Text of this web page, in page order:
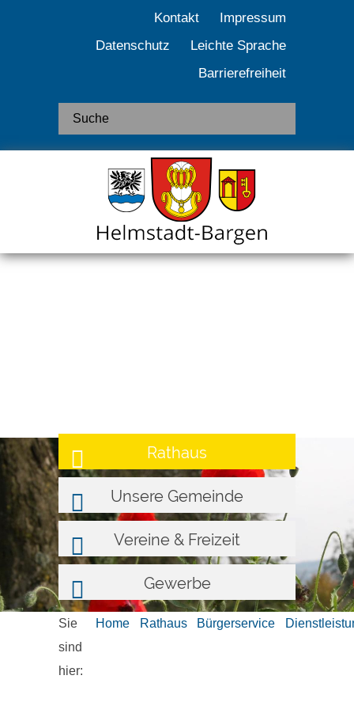
Kontakt
Impressum
Datenschutz
Leichte Sprache
Barrierefreiheit
Rathaus
Unsere Gemeinde
Vereine & Freizeit
Gewerbe
Sie
sind
hier:
Home Rathaus Bürgerservice